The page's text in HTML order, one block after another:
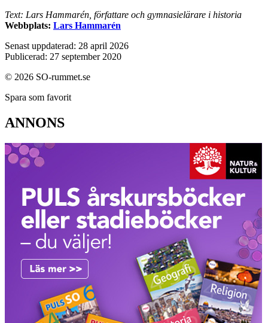
Text: Lars Hammarén, författare och gymnasielärare i historia
Webbplats: Lars Hammarén
Senast uppdaterad: 28 april 2026
Publicerad: 27 september 2020
© 2026 SO-rummet.se
Spara som favorit
ANNONS